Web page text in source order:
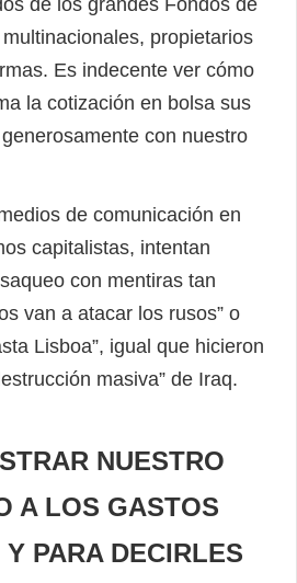
de los grandes Fondos de
propietarios
Es indecente ver cómo
la cotización en bolsa sus
con nuestro
de comunicación en
capitalistas, intentan
con mentiras tan
van a atacar los rusos” o
Lisboa”, igual que hicieron
trucción masiva” de Iraq.
NUESTRO
A LOS GASTOS
PARA DECIRLES